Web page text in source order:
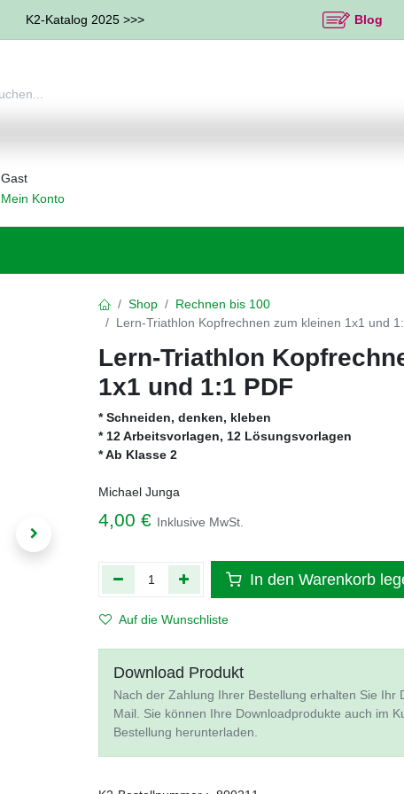
K2-Katalog 2025 >>> Blog
Gast
Mein Konto
Shop
Rechnen bis 100
Lern-Triathlon Kopfrechnen zum kleinen 1x1 und
Lern-Triathlon
1x1 und 1:1 PDF
* Schneiden, denken, kleben
* 12 Arbeitsvorlagen, 12 Lösungsvorlagen
* Ab Klasse 2
Michael Junga
4,00 € Inklusive MwSt.
In den Warenkorb
Auf die Wunschliste
Download Produkt
Nach der Zahlung Ihrer Bestellung erhalten Sie Ihr
Mail. Sie können Ihre Downloadprodukte auch im
Bestellung herunterladen.